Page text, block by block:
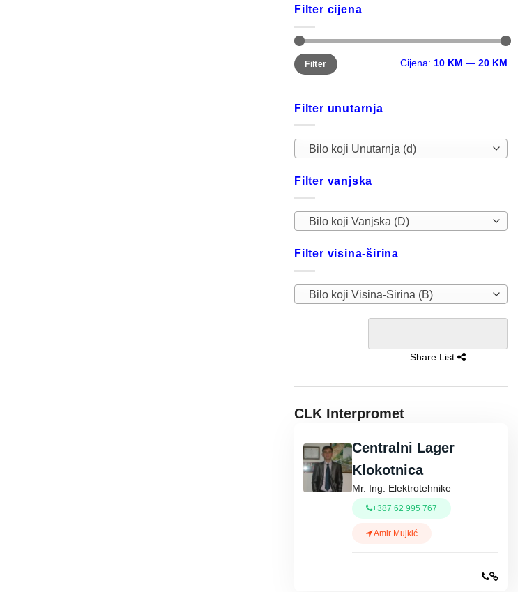
Filter cijena
Minimalna
cijena
Maksimalna
cijena
Filter Cijena: 10 KM — 20 KM
Filter unutarnja
Bilo koji Unutarnja (d)
Filter vanjska
Bilo koji Vanjska (D)
Filter visina-širina
Bilo koji Visina-Sirina (B)
Share List
CLK Interpromet
Centralni Lager
Klokotnica
Mr. Ing. Elektrotehnike
+387 62 995 767
Amir Mujkić